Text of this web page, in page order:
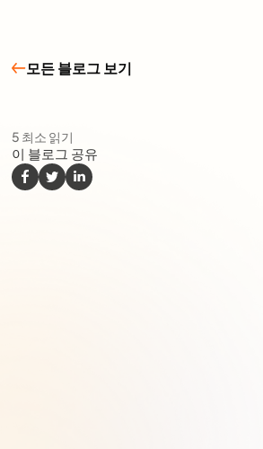
모든 블로그 보기
5 최소 읽기
이 블로그 공유